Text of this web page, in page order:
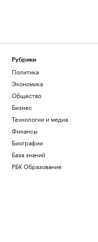
Рубрики
Политика
Экономика
Общество
Бизнес
Технологии и медиа
Финансы
Биографии
База знаний
РБК Образование